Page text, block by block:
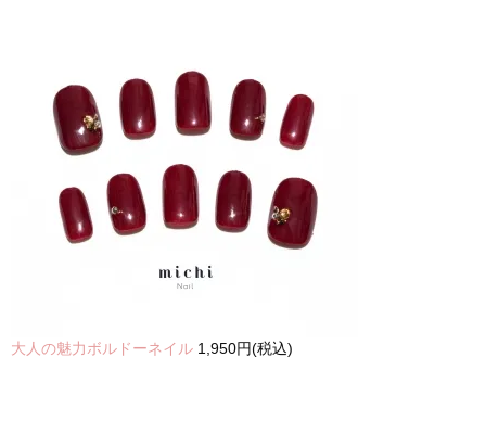
大人の魅力ボルドーネイル 1,950円(税込)